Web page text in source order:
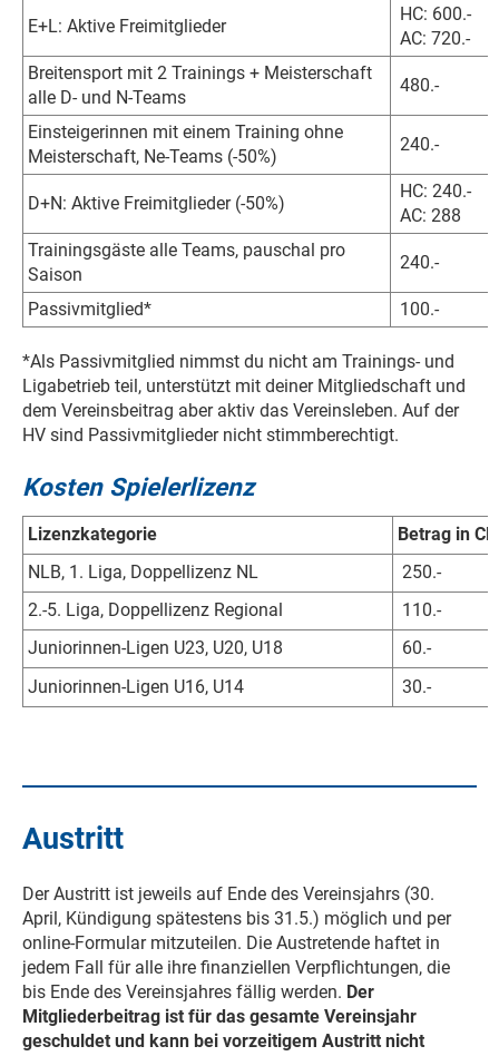
E+L: Aktive Freimitglieder
HC:
AC: 720.-
Breitensport mit 2 Trainings + Meisterschaft
alle D- und N-Teams
480.-
Einsteigerinnen mit einem Training ohne
Meisterschaft, Ne-Teams (-50%)
240.-
D+N: Aktive Freimitglieder (-50%)
HC:
AC: 288
Trainingsgäste alle Teams, pauschal pro
Saison
240.-
Passivmitglied* 100.-
*Als Passivmitglied nimmst du nicht am Trainings- und
Ligabetrieb teil, unterstützt mit deiner Mitgliedschaft und
dem Vereinsbeitrag aber aktiv das Vereinsleben. Auf der
HV sind Passivmitglieder nicht stimmberechtigt.
Kosten Spielerlizenz
Lizenzkategorie
Betrag in
NLB, 1. Liga, Doppellizenz NL
250.-
2.-5. Liga, Doppellizenz Regional
110.-
Juniorinnen-Ligen U23, U20, U18
60.-
Juniorinnen-Ligen U16, U14
30.-
Austritt
Der Austritt ist jeweils auf Ende des Vereinsjahrs (30.
April, Kündigung spätestens bis 31.5.) möglich und per
online-Formular mitzuteilen. Die Austretende haftet in
jedem Fall für alle ihre finanziellen Verpflichtungen, die
bis Ende des Vereinsjahres fällig werden. Der
Mitgliederbeitrag ist für das gesamte Vereinsjahr
geschuldet und kann bei vorzeitigem Austritt nicht